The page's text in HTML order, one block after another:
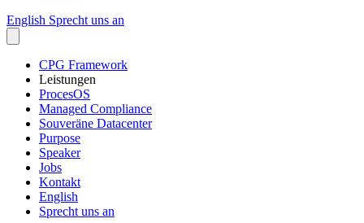
English Sprecht uns an
CPG Framework
Leistungen
ProcesOS
Managed Compliance
Souveräne Datacenter
Purpose
Speaker
Jobs
Kontakt
English
Sprecht uns an